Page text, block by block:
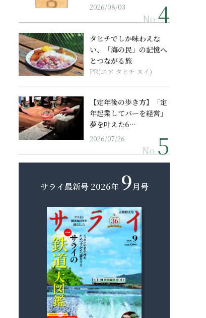
2026/08/03
No.
タヒチでしか味わえな
い、「海の民」の記憶へ
とつながる旅
PR(エア タヒチ ヌイ)
【定年後の歩き方】「定
年起業してバーを経営」
夢を叶えた6…
2026/07/26
No.
サライ最新号 2026年 9月号